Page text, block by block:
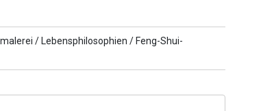
/ Lebensphilosophien / Feng-Shui-